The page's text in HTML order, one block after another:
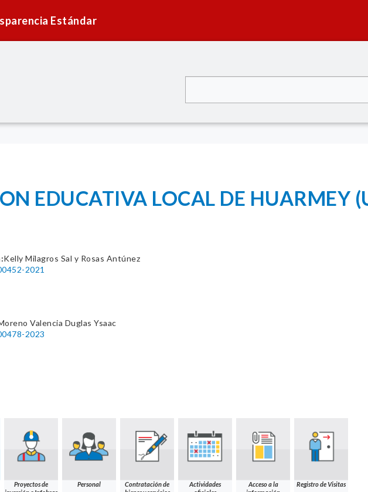
Estándar
EDUCATIVA LOCAL DE HUARMEY
Kelly Milagros Sal y Rosas Antúnez
2021
Valencia Duglas Ysaac
2023
Proyectos de
Personal
Contratación de
Actividades
Acceso a la
Registro de Visitas